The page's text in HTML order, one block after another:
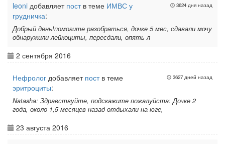
3624 дня назад
leoni добавляет поств теме ИМВС у
грудничка:
Добрый день!помогите разобраться, дочке 5 мес, сдавали мочу
обнаружили лейкоциты, пересдали, опять л
2 сентября 2016
3627 дней назад
Нефролог добавляет поств теме
эритроциты:
Natasha: Здравствуйте, подскажите пожалуйста: Дочке 2
года, около 1,5 месяцев назад отдыхали на юге,
23 августа 2016